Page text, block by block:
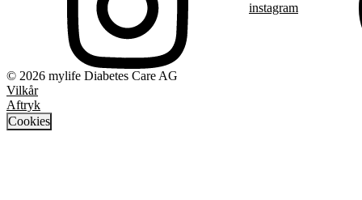
instagram
© 2026 mylife Diabetes Care AG
Vilkår
Aftryk
Cookies